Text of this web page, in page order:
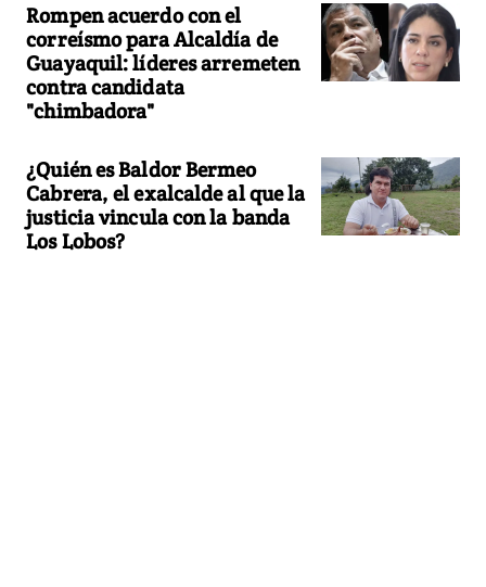
Rompen acuerdo con el
correísmo para Alcaldía de
Guayaquil: líderes arremeten
contra candidata
"chimbadora"
¿Quién es Baldor Bermeo
Cabrera, el exalcalde al que la
justicia vincula con la banda
Los Lobos?